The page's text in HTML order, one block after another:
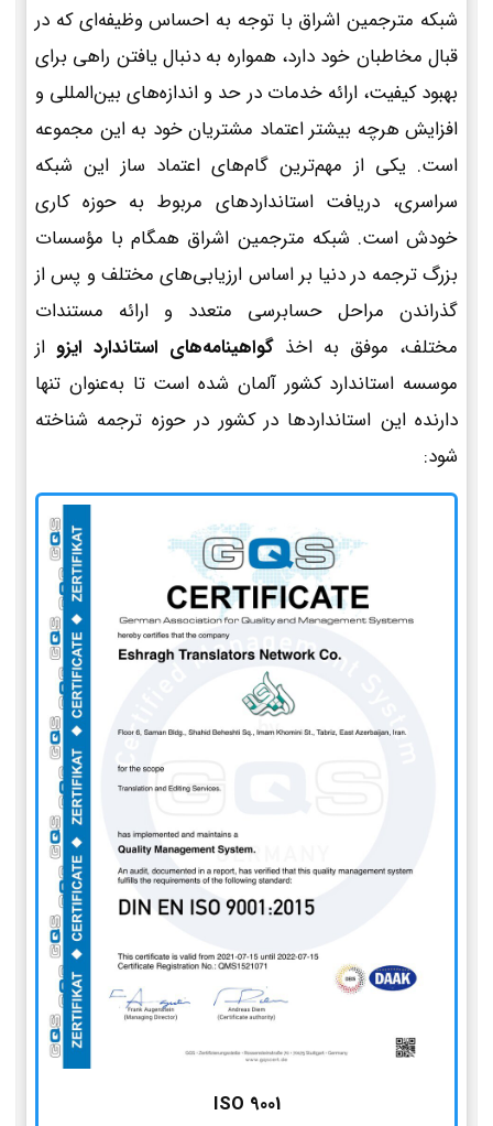
شبکه مترجمین اشراق با توجه به احساس وظیفه‌ای که در
قبال مخاطبان خود دارد، همواره به دنبال یافتن راهی برای
بهبود کیفیت، ارائه خدمات در حد و اندازه‌های بین‌المللی و
افزایش هرچه بیشتر اعتماد مشتریان خود به این مجموعه
است. یکی از مهم‌ترین گام‌های اعتماد ساز این شبکه
سراسری، دریافت استانداردهای مربوط به حوزه کاری
خودش است. شبکه مترجمین اشراق همگام با مؤسسات
بزرگ ترجمه در دنیا بر اساس ارزیابی‌های مختلف و پس از
گذراندن مراحل حسابرسی متعدد و ارائه مستندات
مختلف، موفق به اخذ گواهینامه‌های استاندارد ایزو از
موسسه استاندارد کشور آلمان شده است تا به‌عنوان تنها
دارنده این استانداردها در کشور در حوزه ترجمه شناخته
شود:
ISO 9001